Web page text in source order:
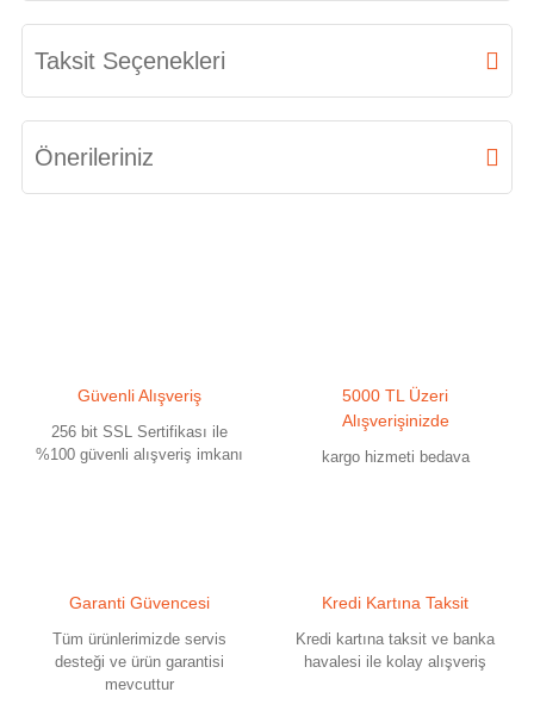
Bu ürüne ilk yorumu siz yapın!
Taksit Seçenekleri
Önerileriniz
Ürün açıklamasında eksik bilgiler bulunuyor.
Güvenli Alışveriş
256 bit SSL Sertifikası ile
%100 güvenli alışveriş imkanı
5000 TL Üzeri
Alışverişinizde
kargo hizmeti bedava
Garanti Güvencesi
Tüm ürünlerimizde servis
desteği ve ürün garantisi
mevcuttur
Kredi Kartına Taksit
Kredi kartına taksit ve banka
havalesi ile kolay alışveriş